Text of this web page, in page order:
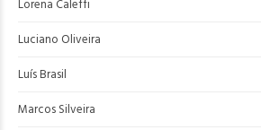
Lorena Caleffi
Luciano Oliveira
Luís Brasil
Marcos Silveira